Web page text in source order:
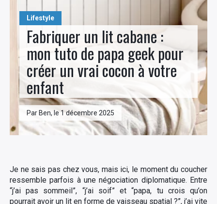
Lifestyle
Fabriquer un lit cabane :
mon tuto de papa geek pour
créer un vrai cocon à votre
enfant
Par Ben, le 1 décembre 2025
Je ne sais pas chez vous, mais ici, le moment du coucher
ressemble parfois à une négociation diplomatique. Entre
“j’ai pas sommeil”, “j’ai soif” et “papa, tu crois qu’on
pourrait avoir un lit en forme de vaisseau spatial ?”, j’ai vite